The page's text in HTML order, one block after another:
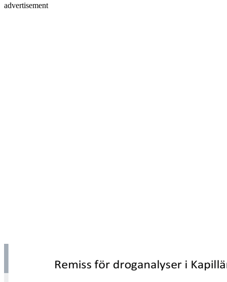
advertisement